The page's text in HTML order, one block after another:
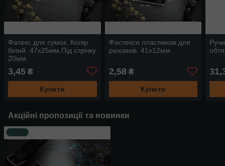
Фатекс для сумок. Колір
білий. 47х25мм.Під стрічку
20мм
3,45 ₴
Купити
Фастекси пластикові для
рюкзаків. 41х12мм
2,58₴
Купити
Акційні пропозиції та новинки